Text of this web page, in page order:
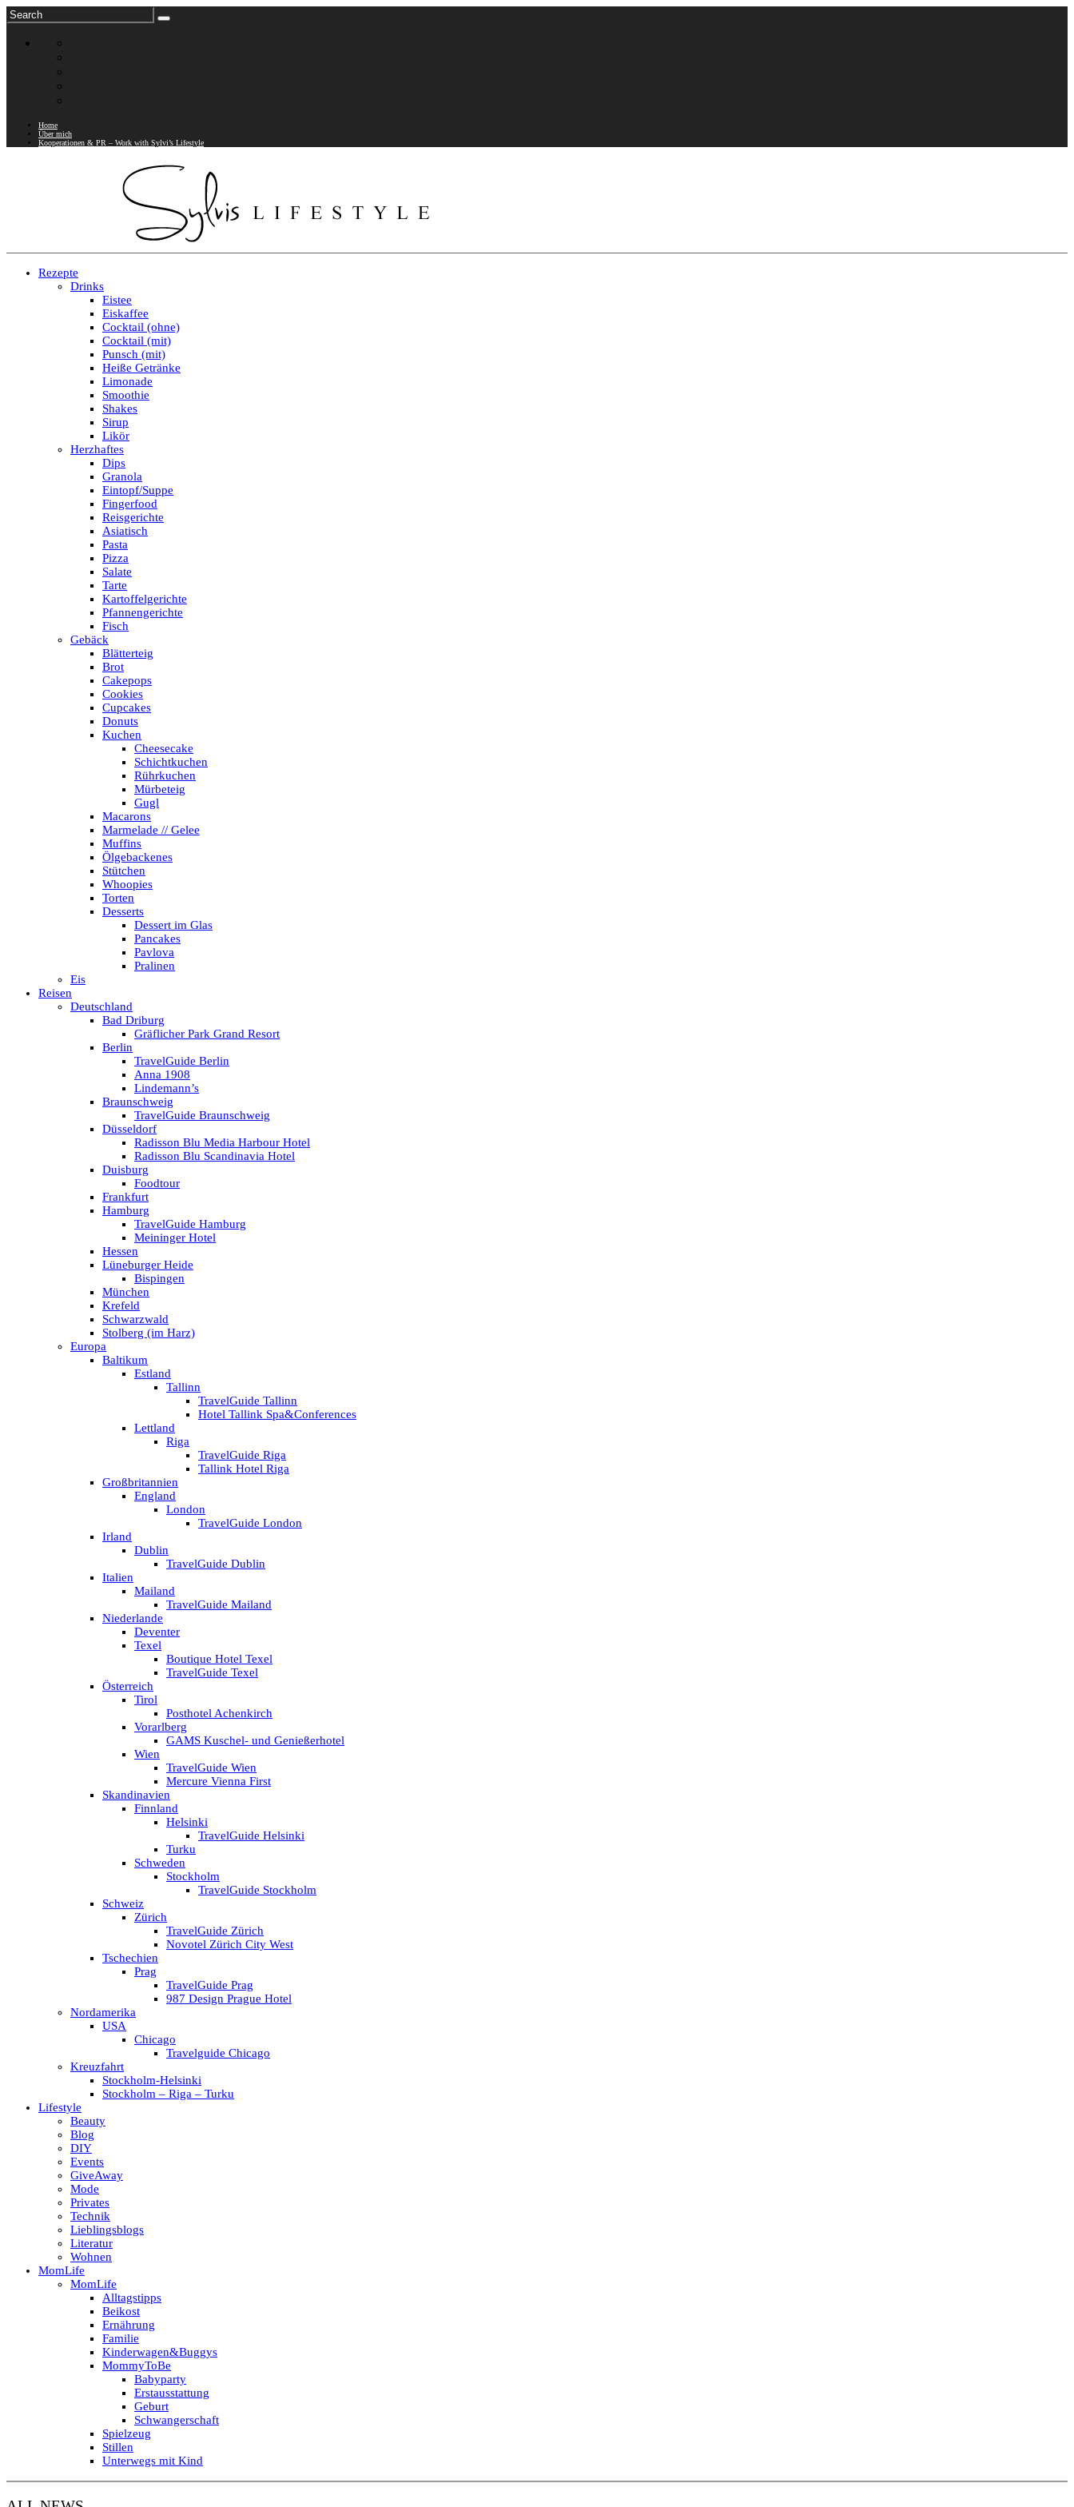
Home
Über mich
Kooperationen & PR – Work with Sylvi’s Lifestyle
Rezepte
Drinks
Eistee
Eiskaffee
Cocktail (ohne)
Cocktail (mit)
Punsch (mit)
Heiße Getränke
Limonade
Smoothie
Shakes
Sirup
Likör
Herzhaftes
Dips
Granola
Eintopf/Suppe
Fingerfood
Reisgerichte
Asiatisch
Pasta
Pizza
Salate
Tarte
Kartoffelgerichte
Pfannengerichte
Fisch
Gebäck
Blätterteig
Brot
Cakepops
Cookies
Cupcakes
Donuts
Kuchen
Cheesecake
Schichtkuchen
Rührkuchen
Mürbeteig
Gugl
Macarons
Marmelade // Gelee
Muffins
Ölgebackenes
Stütchen
Whoopies
Torten
Desserts
Dessert im Glas
Pancakes
Pavlova
Pralinen
Eis
Reisen
Deutschland
Bad Driburg
Gräflicher Park Grand Resort
Berlin
TravelGuide Berlin
Anna 1908
Lindemann’s
Braunschweig
TravelGuide Braunschweig
Düsseldorf
Radisson Blu Media Harbour Hotel
Radisson Blu Scandinavia Hotel
Duisburg
Foodtour
Frankfurt
Hamburg
TravelGuide Hamburg
Meininger Hotel
Hessen
Lüneburger Heide
Bispingen
München
Krefeld
Schwarzwald
Stolberg (im Harz)
Europa
Baltikum
Estland
Tallinn
TravelGuide Tallinn
Hotel Tallink Spa&Conferences
Lettland
Riga
TravelGuide Riga
Tallink Hotel Riga
Großbritannien
England
London
TravelGuide London
Irland
Dublin
TravelGuide Dublin
Italien
Mailand
TravelGuide Mailand
Niederlande
Deventer
Texel
Boutique Hotel Texel
TravelGuide Texel
Österreich
Tirol
Posthotel Achenkirch
Vorarlberg
GAMS Kuschel- und Genießerhotel
Wien
TravelGuide Wien
Mercure Vienna First
Skandinavien
Finnland
Helsinki
TravelGuide Helsinki
Turku
Schweden
Stockholm
TravelGuide Stockholm
Schweiz
Zürich
TravelGuide Zürich
Novotel Zürich City West
Tschechien
Prag
TravelGuide Prag
987 Design Prague Hotel
Nordamerika
USA
Chicago
Travelguide Chicago
Kreuzfahrt
Stockholm-Helsinki
Stockholm – Riga – Turku
Lifestyle
Beauty
Blog
DIY
Events
GiveAway
Mode
Privates
Technik
Lieblingsblogs
Literatur
Wohnen
MomLife
MomLife
Alltagstipps
Beikost
Ernährung
Familie
Kinderwagen&Buggys
MommyToBe
Babyparty
Erstausstattung
Geburt
Schwangerschaft
Spielzeug
Stillen
Unterwegs mit Kind